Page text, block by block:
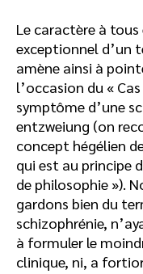
Le caractère à tous
exceptionnel d’un
amène ainsi à
l’occasion du «
symptôme d’une
entzweiung (on
concept hégélien
qui est au principe
de philosophie »).
gardons bien du
schizophrénie,
à formuler le
clinique, ni, a